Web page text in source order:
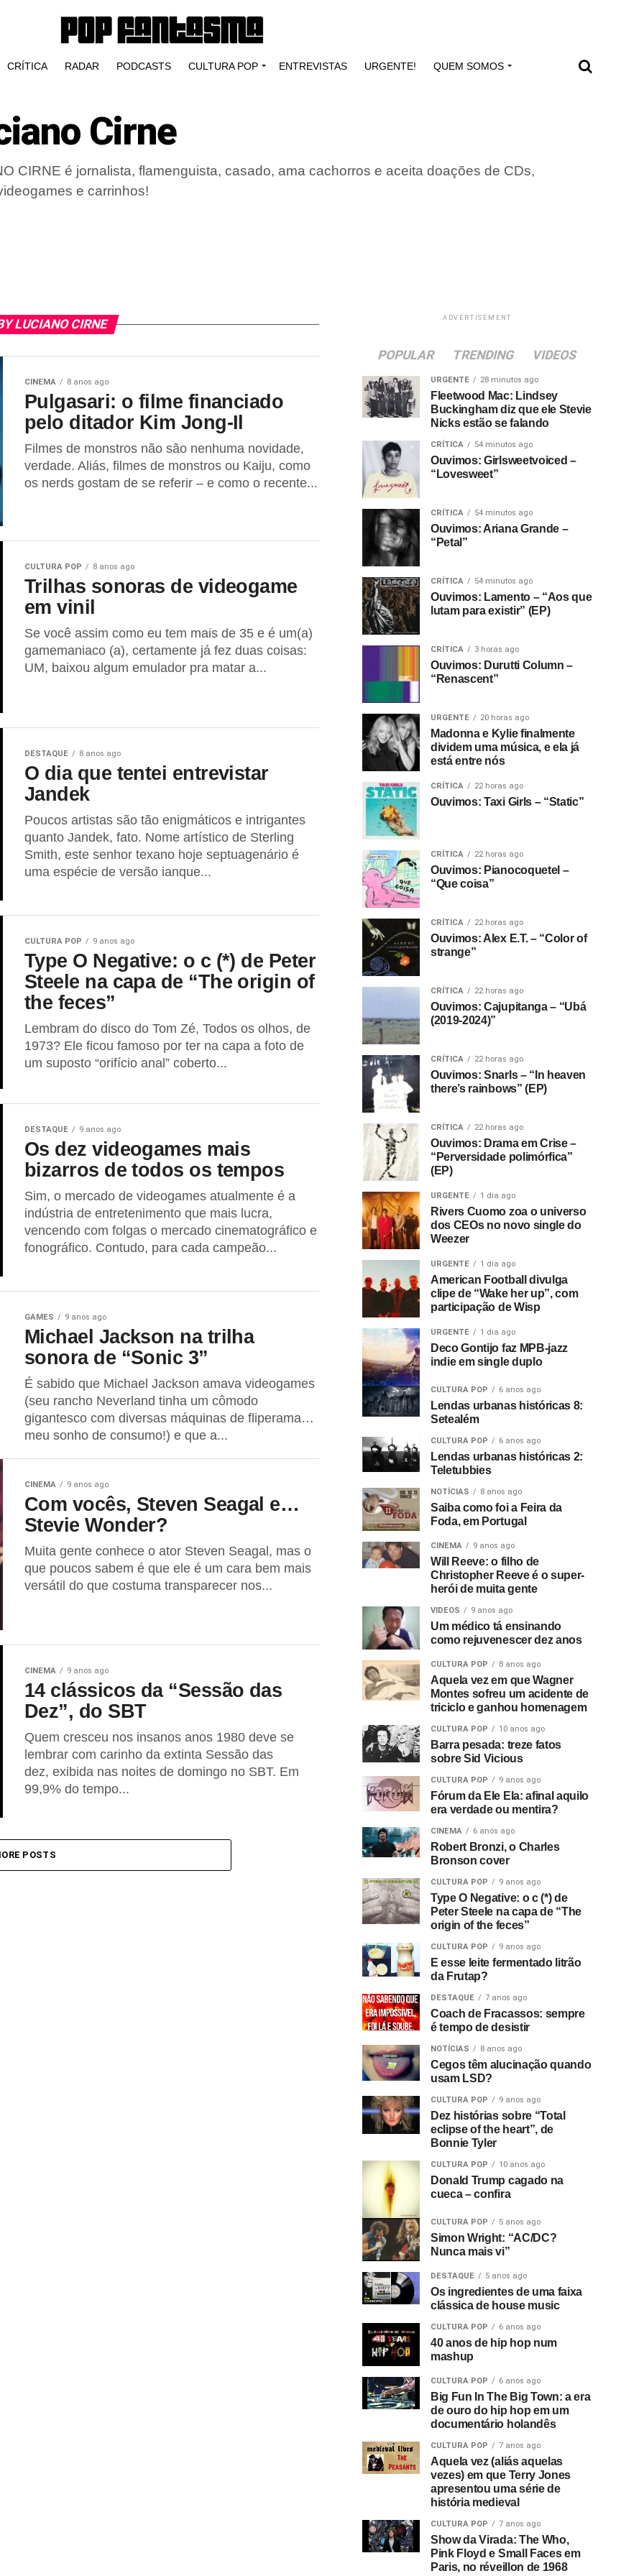
CRÍTICA RADAR PODCASTS CULTURA POP ENTREVISTAS URGENTE! QUEM SOMOS
Cirne
CIRNE é jornalista, flamenguista, casado, ama cachorros e aceita doações de CDs,
e carrinhos!
LUCIANO CIRNE
CINEMA 8 anos ago
Pulgasari: o filme financiado
pelo ditador Kim Jong-Il
Filmes de monstros não são nenhuma novidade,
verdade. Aliás, filmes de monstros ou Kaiju, como
os nerds gostam de se referir – e como o recente...
CULTURA POP 8 anos ago
Trilhas sonoras de videogame
em vinil
Se você assim como eu tem mais de 35 e é um(a)
gamemaniaco (a), certamente já fez duas coisas:
UM, baixou algum emulador pra matar a...
DESTAQUE 8 anos ago
O dia que tentei entrevistar
Jandek
Poucos artistas são tão enigmáticos e intrigantes
quanto Jandek, fato. Nome artístico de Sterling
Smith, este senhor texano hoje septuagenário é
uma espécie de versão ianque...
CULTURA POP 9 anos ago
Type O Negative: o c (*) de Peter
Steele na capa de “The origin of
the feces”
Lembram do disco do Tom Zé, Todos os olhos, de
1973? Ele ficou famoso por ter na capa a foto de
um suposto “orifício anal” coberto...
DESTAQUE 9 anos ago
Os dez videogames mais
bizarros de todos os tempos
Sim, o mercado de videogames atualmente é a
indústria de entretenimento que mais lucra,
vencendo com folgas o mercado cinematográfico e
fonográfico. Contudo, para cada campeão...
GAMES 9 anos ago
Michael Jackson na trilha
sonora de “Sonic 3”
É sabido que Michael Jackson amava videogames
(seu rancho Neverland tinha um cômodo
gigantesco com diversas máquinas de fliperama…
meu sonho de consumo!) e que a...
CINEMA 9 anos ago
Com vocês, Steven Seagal e…
Stevie Wonder?
Muita gente conhece o ator Steven Seagal, mas o
que poucos sabem é que ele é um cara bem mais
versátil do que costuma transparecer nos...
CINEMA 9 anos ago
14 clássicos da “Sessão das
Dez”, do SBT
Quem cresceu nos insanos anos 1980 deve se
lembrar com carinho da extinta Sessão das
dez, exibida nas noites de domingo no SBT. Em
99,9% do tempo...
POSTS
ADVERTISEMENT
POPULAR TRENDING VIDEOS
URGENTE 28 minutos ago
Fleetwood Mac: Lindsey
Buckingham diz que ele Stevie
Nicks estão se falando
CRÍTICA 54 minutos ago
Ouvimos: Girlsweetvoiced –
“Lovesweet”
CRÍTICA 54 minutos ago
Ouvimos: Ariana Grande –
“Petal”
CRÍTICA 54 minutos ago
Ouvimos: Lamento – “Aos que
lutam para existir” (EP)
CRÍTICA 3 horas ago
Ouvimos: Durutti Column –
“Renascent”
URGENTE 20 horas ago
Madonna e Kylie finalmente
dividem uma música, e ela já
está entre nós
CRÍTICA 22 horas ago
Ouvimos: Taxi Girls – “Static”
CRÍTICA 22 horas ago
Ouvimos: Pianocoquetel –
“Que coisa”
CRÍTICA 22 horas ago
Ouvimos: Alex E.T. – “Color of
strange”
CRÍTICA 22 horas ago
Ouvimos: Cajupitanga – “Ubá
(2019-2024)”
CRÍTICA 22 horas ago
Ouvimos: Snarls – “In heaven
there’s rainbows” (EP)
CRÍTICA 22 horas ago
Ouvimos: Drama em Crise –
“Perversidade polimórfica”
(EP)
URGENTE 1 dia ago
Rivers Cuomo zoa o universo
dos CEOs no novo single do
Weezer
URGENTE 1 dia ago
American Football divulga
clipe de “Wake her up”, com
participação de Wisp
URGENTE 1 dia ago
Deco Gontijo faz MPB-jazz
indie em single duplo
CULTURA POP 6 anos ago
Lendas urbanas históricas 8:
Setealém
CULTURA POP 6 anos ago
Lendas urbanas históricas 2:
Teletubbies
NOTÍCIAS 8 anos ago
Saiba como foi a Feira da
Foda, em Portugal
CINEMA 9 anos ago
Will Reeve: o filho de
Christopher Reeve é o super-
herói de muita gente
VIDEOS 9 anos ago
Um médico tá ensinando
como rejuvenescer dez anos
CULTURA POP 8 anos ago
Aquela vez em que Wagner
Montes sofreu um acidente de
triciclo e ganhou homenagem
CULTURA POP 10 anos ago
Barra pesada: treze fatos
sobre Sid Vicious
CULTURA POP 9 anos ago
Fórum da Ele Ela: afinal aquilo
era verdade ou mentira?
CINEMA 6 anos ago
Robert Bronzi, o Charles
Bronson cover
CULTURA POP 9 anos ago
Type O Negative: o c (*) de
Peter Steele na capa de “The
origin of the feces”
CULTURA POP 9 anos ago
E esse leite fermentado litrão
da Frutap?
DESTAQUE 7 anos ago
Coach de Fracassos: sempre
é tempo de desistir
NOTÍCIAS 8 anos ago
Cegos têm alucinação quando
usam LSD?
CULTURA POP 9 anos ago
Dez histórias sobre “Total
eclipse of the heart”, de
Bonnie Tyler
CULTURA POP 10 anos ago
Donald Trump cagado na
cueca – confira
CULTURA POP 5 anos ago
Simon Wright: “AC/DC?
Nunca mais vi”
DESTAQUE 5 anos ago
Os ingredientes de uma faixa
clássica de house music
CULTURA POP 6 anos ago
40 anos de hip hop num
mashup
CULTURA POP 6 anos ago
Big Fun In The Big Town: a era
de ouro do hip hop em um
documentário holandês
CULTURA POP 7 anos ago
Aquela vez (aliás aquelas
vezes) em que Terry Jones
apresentou uma série de
história medieval
CULTURA POP 7 anos ago
Show da Virada: The Who,
Pink Floyd e Small Faces em
Paris, no réveillon de 1968